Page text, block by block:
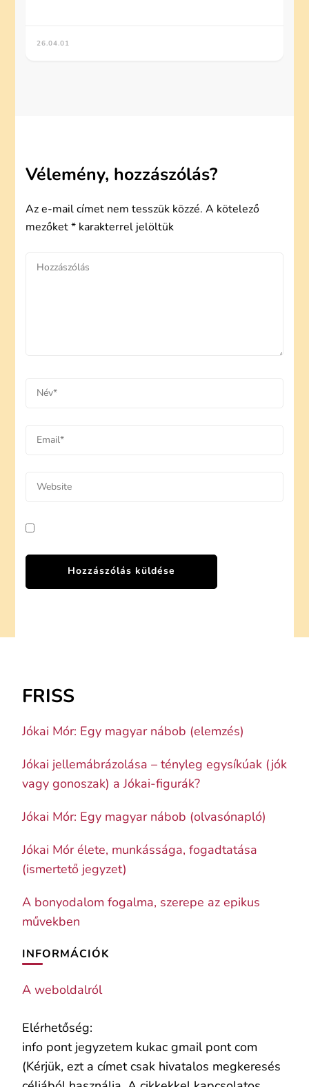
26.04.01
Vélemény, hozzászólás?
Az e-mail címet nem tesszük közzé. A kötelező
mezőket* karakterrel jelöltük
FRISS
Jókai Mór: Egy magyar nábob (elemzés)
Jókai jellemábrázolása – tényleg egysíkúak (jók
vagy gonoszak) a Jókai-figurák?
Jókai Mór: Egy magyar nábob (olvasónapló)
Jókai Mór élete, munkássága, fogadtatása
(ismertető jegyzet)
A bonyodalom fogalma, szerepe az epikus
művekben
INFORMÁCIÓK
A weboldalról
Elérhetőség:
info pont jegyzetem kukac gmail pont com
(Kérjük, ezt a címet csak hivatalos megkeresés